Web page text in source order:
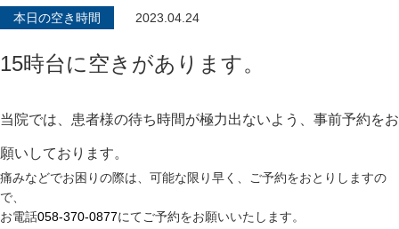
本日の空き時間 2023.04.24
15時台に空きがあります。
当院では、患者様の待ち時間が極力出ないよう、事前予約をお
願いしております。
痛みなどでお困りの際は、可能な限り早く、ご予約をおとりしますの
で、
お電話058-370-0877にてご予約をお願いいたします。